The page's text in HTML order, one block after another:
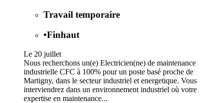
Travail temporaire
•Finhaut
Le 20 juillet
Nous recherchons un(e) Electricien(ne) de maintenance
industrielle CFC à 100% pour un poste basé proche de
Martigny, dans le secteur industriel et energetique. Vous
interviendrez dans un environnement industriel où votre
expertise en maintenance...